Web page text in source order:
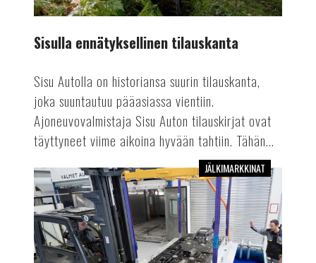
Sisulla ennätyksellinen tilauskanta
Sisu Autolla on historiansa suurin tilauskanta,
joka suuntautuu pääasiassa vientiin.
Ajoneuvovalmistaja Sisu Auton tilauskirjat ovat
täyttyneet viime aikoina hyvään tahtiin. Tähän...
Lisää
kapasiteettia
akkutestaukseen
JÄLKIMARKKINAT